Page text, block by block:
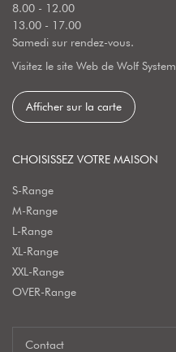
8.00 - 12.00
13.00 - 17.00
Samedi sur rendez-vous.
Visitez le site Web de Wolf System
Afficher sur la carte
CHOISISSEZ VOTRE MAISON
S-Range
M-Range
L-Range
XL-Range
XXL-Range
OVER-Range
Contact